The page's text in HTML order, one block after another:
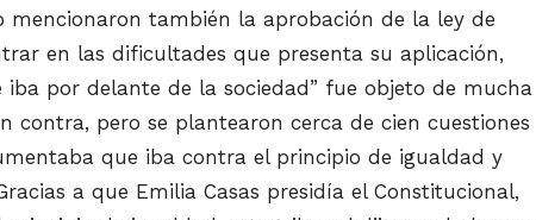
mencionaron también la aprobación de la ley de
en las dificultades que presenta su aplicación,
iba por delante de la sociedad” fue objeto de mucha
contra, pero se plantearon cerca de cien cuestiones
que iba contra el principio de igualdad y
a que Emilia Casas presidía el Constitucional,